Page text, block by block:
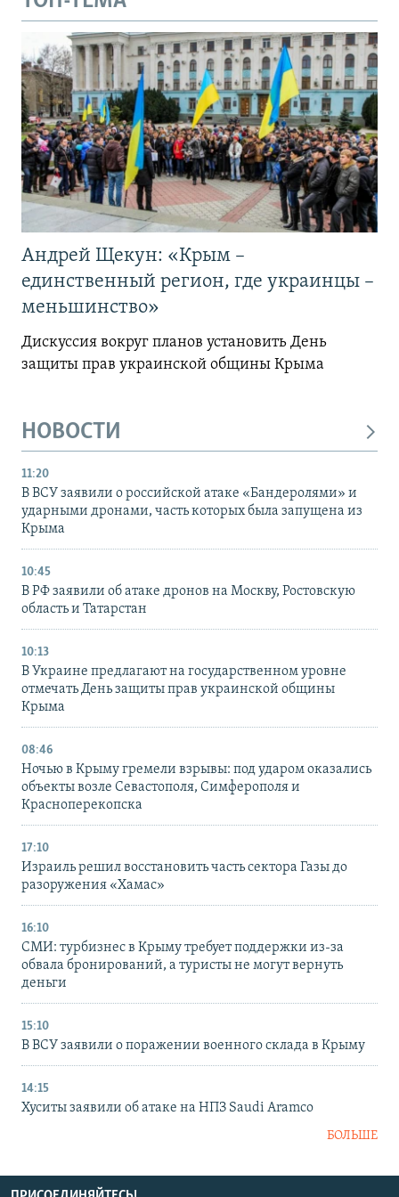
Андрей Щекун: «Крым –
единственный регион, где украинцы –
меньшинство»
Дискуссия вокруг планов установить День
защиты прав украинской общины Крыма
НОВОСТИ
11:20
В ВСУ заявили о российской атаке «Бандеролями» и
ударными дронами, часть которых была запущена из
Крыма
10:45
В РФ заявили об атаке дронов на Москву, Ростовскую
область и Татарстан
10:13
В Украине предлагают на государственном уровне
отмечать День защиты прав украинской общины
Крыма
08:46
Ночью в Крыму гремели взрывы: под ударом оказались
объекты возле Севастополя, Симферополя и
Красноперекопска
17:10
Израиль решил восстановить часть сектора Газы до
разоружения «Хамас»
16:10
СМИ: турбизнес в Крыму требует поддержки из-за
обвала бронирований, а туристы не могут вернуть
деньги
15:10
В ВСУ заявили о поражении военного склада в Крыму
14:15
Хуситы заявили об атаке на НПЗ Saudi Aramco
БОЛЬШЕ